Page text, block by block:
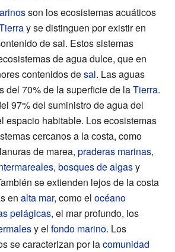
son los ecosistemas acuáticos
y se distinguen por existir en
de sal. Estos sistemas
de agua dulce, que en
contenidos desal. Las aguas
del 70% de la superficie de laTierra.
97% del suministro de agua del
espacio habitable. Los ecosistemas
cercanos a la costa, como
de marea, praderas marinas,
, bosques de algasy
se extienden lejos de la costa
en alta mar, como el océano
pelágicas, el mar profundo, los
y el fondo marino. Los
se caracterizan por lacomunidad